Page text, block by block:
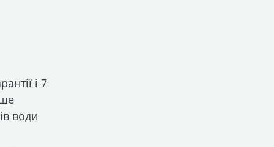
і 7
води